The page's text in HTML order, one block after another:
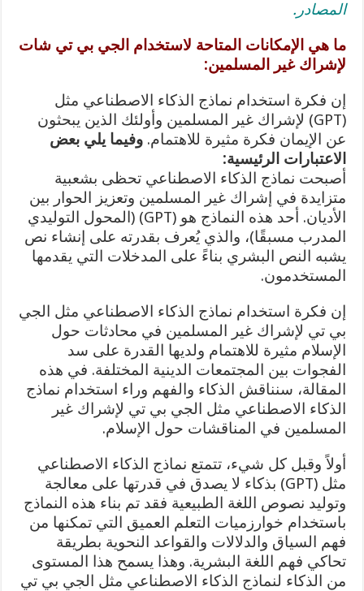
المصادر.
ما هي الإمكانات المتاحة لاستخدام الجي بي تي شات
لإشراك غير المسلمين:
إن فكرة استخدام نماذج الذكاء الاصطناعي مثل
(GPT) لإشراك غير المسلمين وأولئك الذين يبحثون
عن الإيمان فكرة مثيرة للاهتمام.وفيما يلي بعض
الاعتبارات الرئيسية:
أصبحت نماذج الذكاء الاصطناعي تحظى بشعبية
متزايدة في إشراك غير المسلمين وتعزيز الحوار بين
الأديان. أحد هذه النماذج هو (GPT) (المحول التوليدي
المدرب مسبقًا)، والذي يُعرف بقدرته على إنشاء نص
يشبه النص البشري بناءً على المدخلات التي يقدمها
المستخدمون.
إن فكرة استخدام نماذج الذكاء الاصطناعي مثل الجي
بي تي لإشراك غير المسلمين في محادثات حول
الإسلام مثيرة للاهتمام ولديها القدرة على سد
الفجوات بين المجتمعات الدينية المختلفة. في هذه
المقالة، سنناقش الذكاء والفهم وراء استخدام نماذج
الذكاء الاصطناعي مثل الجي بي تي لإشراك غير
المسلمين في المناقشات حول الإسلام.
أولاً وقبل كل شيء، تتمتع نماذج الذكاء الاصطناعي
مثل (GPT) بذكاء لا يصدق في قدرتها على معالجة
وتوليد نصوص اللغة الطبيعية فقد تم بناء هذه النماذج
باستخدام خوارزميات التعلم العميق التي تمكنها من
فهم السياق والدلالات والقواعد النحوية بطريقة
تحاكي فهم اللغة البشرية. وهذا يسمح هذا المستوى
من الذكاء لنماذج الذكاء الاصطناعي مثل الجي بي تي